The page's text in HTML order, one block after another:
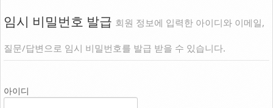
공부방
임시 비밀번호 발급 회원 정보에 입력한 아이디와 이메일,
질문/답변으로 임시 비밀번호를 발급 받을 수 있습니다.
아이디